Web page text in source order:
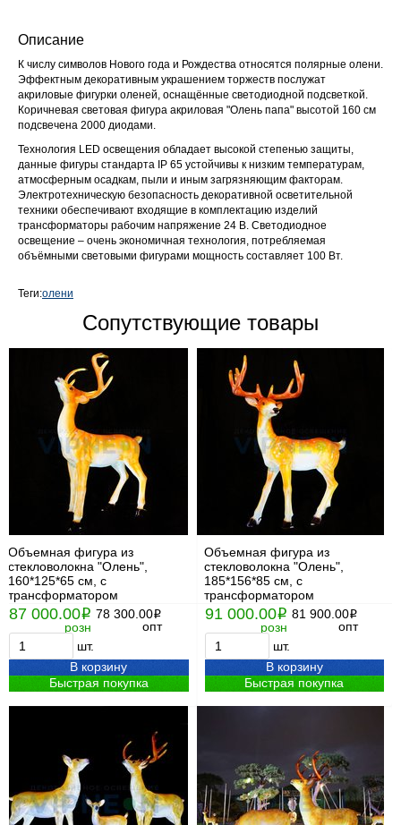
Описание
К числу символов Нового года и Рождества относятся полярные олени.
Эффектным декоративным украшением торжеств послужат
акриловые фигурки оленей, оснащённые светодиодной подсветкой.
Коричневая световая фигура акриловая "Олень папа" высотой 160 см
подсвечена 2000 диодами.
Технология LED освещения обладает высокой степенью защиты,
данные фигуры стандарта IP 65 устойчивы к низким температурам,
атмосферным осадкам, пыли и иным загрязняющим факторам.
Электротехническую безопасность декоративной осветительной
техники обеспечивают входящие в комплектацию изделий
трансформаторы рабочим напряжение 24 В. Светодиодное
освещение – очень экономичная технология, потребляемая
объёмными световыми фигурами мощность составляет 100 Вт.
Теги:олени
Сопутствующие товары
Объемная фигура из
стекловолокна "Олень",
160*125*65 см, с
трансформатором
87 000.00i
розн
78 300.00i
опт
шт.
В корзину
Быстрая покупка
Объемная фигура из
стекловолокна "Олень",
185*156*85 см, с
трансформатором
91 000.00i
розн
81 900.00i
опт
шт.
В корзину
Быстрая покупка